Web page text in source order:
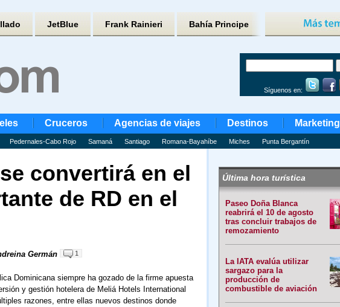
JetBlue Frank Rainieri Bahía Principe
Síguenos en:
Cruceros Agencias de viajes Destinos Marketing
Pedernales-Cabo Rojo Samaná Santiago Romana-Bayahíbe Miches Punta Bergantín
convertirá en el
de RD en el
Germán 1
Dominicana siempre ha gozado de la firme apuesta
y gestión hotelera de Meliá Hotels International
razones, entre ellas nuevos destinos donde
Última hora turística
Paseo Doña Blanca
reabrirá el 10 de agosto
tras concluir trabajos de
remozamiento
La IATA evalúa utilizar
sargazo para la
producción de
combustible de aviación